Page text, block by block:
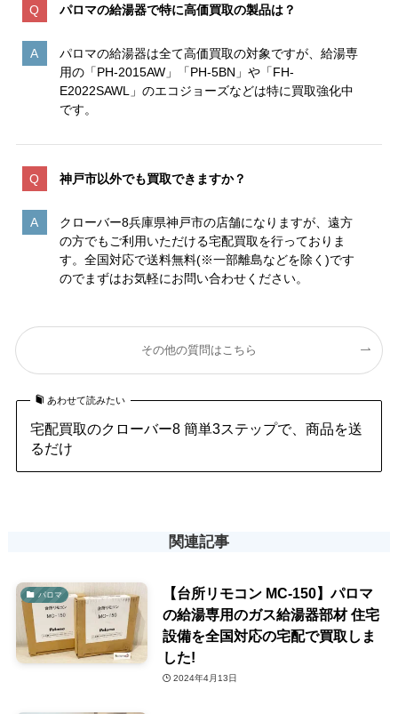
パロマの給湯器で特に高価買取の製品は？
パロマの給湯器は全て高価買取の対象ですが、給湯専
用の「PH-2015AW」「PH-5BN」や「FH-
E2022SAWL」のエコジョーズなどは特に買取強化中
です。
神戸市以外でも買取できますか？
クローバー8兵庫県神戸市の店舗になりますが、遠方
の方でもご利用いただける宅配買取を行っておりま
す。全国対応で送料無料(※一部離島などを除く)です
のでまずはお気軽にお問い合わせください。
その他の質問はこちら
あわせて読みたい
宅配買取のクローバー8 簡単3ステップで、商品を送
るだけ
関連記事
パロマ
【台所リモコン MC-150】パロマ
の給湯専用のガス給湯器部材 住宅
設備を全国対応の宅配で買取しま
した!
2024年4月13日